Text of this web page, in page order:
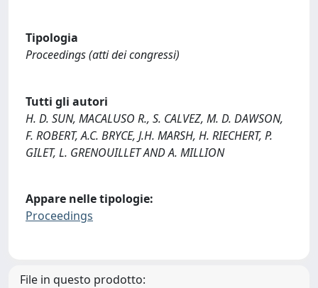
Tipologia
Proceedings (atti dei congressi)
Tutti gli autori
H. D. SUN, MACALUSO R., S. CALVEZ, M. D. DAWSON,
F. ROBERT, A.C. BRYCE, J.H. MARSH, H. RIECHERT, P.
GILET, L. GRENOUILLET AND A. MILLION
Appare nelle tipologie:
Proceedings
File in questo prodotto: